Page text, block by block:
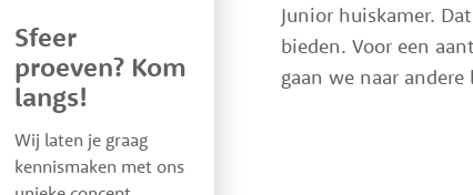
Junior huiskamer.
bieden. Voor een
gaan we naar andere
Sfeer
proeven? Kom
langs!
Wij laten je graag
kennismaken met ons